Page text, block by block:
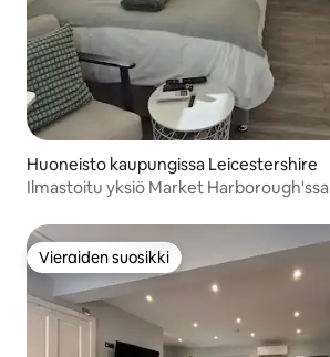
Huoneisto kaupungissa Leicestershire
Ilmastoitu yksiö Market Harborough'ssa
Vieraiden suosikki
Vieraiden suosikki